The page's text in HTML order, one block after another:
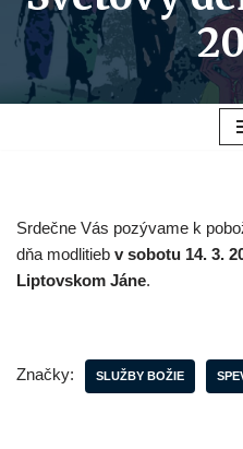
Srdečne Vás pozývame k
dňa modlitieb v sobotu 14. 3.
Liptovskom Jáne.
Značky: SLUŽBY BOŽIE